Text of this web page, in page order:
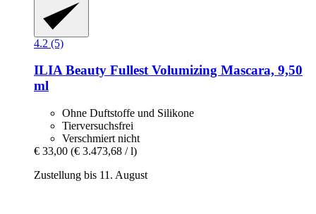
4.2 (5)
ILIA Beauty Fullest Volumizing Mascara, 9,50
ml
Ohne Duftstoffe und Silikone
Tierversuchsfrei
Verschmiert nicht
€ 33,00 (€ 3.473,68 / l)
Zustellung bis 11. August